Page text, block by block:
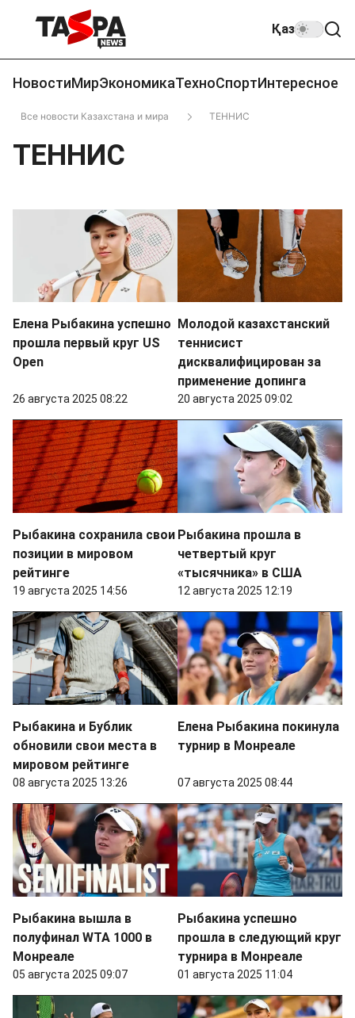
Қаз
НовостиМирЭкономикаТехноСпортИнтересное
Все новости Казахстана и мира ТЕННИС
ТЕННИС
Елена Рыбакина успешно
прошла первый круг US
Open
26 августа 2025 08:22
Молодой казахстанский
теннисист
дисквалифицирован за
применение допинга
20 августа 2025 09:02
Рыбакина сохранила свои
позиции в мировом
рейтинге
19 августа 2025 14:56
Рыбакина прошла в
четвертый круг
«тысячника» в США
12 августа 2025 12:19
Рыбакина и Бублик
обновили свои места в
мировом рейтинге
08 августа 2025 13:26
Елена Рыбакина покинула
турнир в Монреале
07 августа 2025 08:44
Рыбакина вышла в
полуфинал WTA 1000 в
Монреале
05 августа 2025 09:07
Рыбакина успешно
прошла в следующий круг
турнира в Монреале
01 августа 2025 11:04